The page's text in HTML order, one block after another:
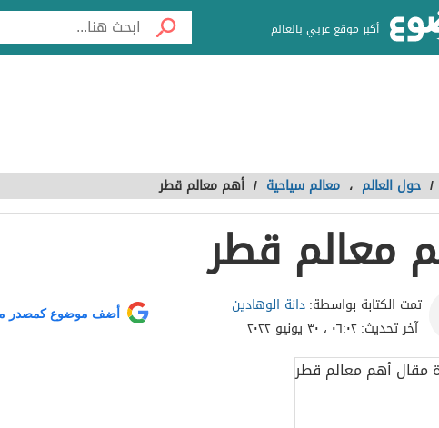
أكبر موقع عربي بالعالم
/ حول العالم ، معالم سياحية / أهم معالم قطر
معالم قطر
تمت الكتابة بواسطة:دانة الوهادين
آخر تحديث:٠٦:٠٢ ، ٣٠ يونيو ٢٠٢٢
أضف موضوع كمصدر